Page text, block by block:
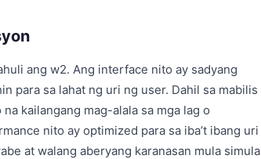
ang w2. Ang interface nito ay sadyang
para sa lahat ng uri ng user. Dahil sa mabilis
kailangang mag-alala sa mga lag o
nito ay optimized para sa iba’t ibang uri
at walang aberyang karanasan mula simula